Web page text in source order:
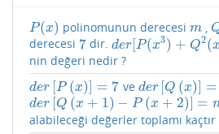
P(x)
P(x) polinomunun derecesim
m ,
derecesi 7
7dir. der[P(x3) + Q2(x
der[ P(x3)+Q 2(x)]=27
nin değeri nedir ?
der [P (x)] = 7
der[ P(x )]=7 ve der [Q (x)] =
der[ Q(x )]=7
der [Q (x + 1) − P (x + 2)] =
der[ Q(x +1 −P x+ 2)] =m
alabileceği değerler toplamı kaçtır